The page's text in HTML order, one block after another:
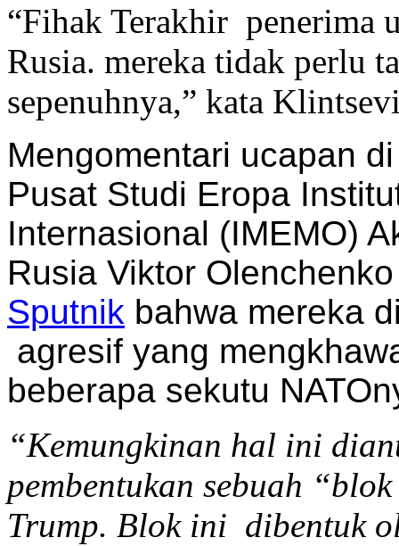
“Fihak Terakhir penerima
Rusia. mereka tidak perlu
sepenuhnya,” kata
Mengomentari ucapan
Pusat Studi Eropa
Internasional (IMEMO)
Rusia Viktor
Sputnik bahwa mereka
agresif yang
beberapa sekutu
“Kemungkinan hal ini
pembentukan sebuah
Trump. Blok ini dibentuk